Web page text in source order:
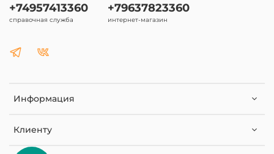
Информация
Клиенту
+74957413360
справочная служба
+79637823360
интернет-магазин